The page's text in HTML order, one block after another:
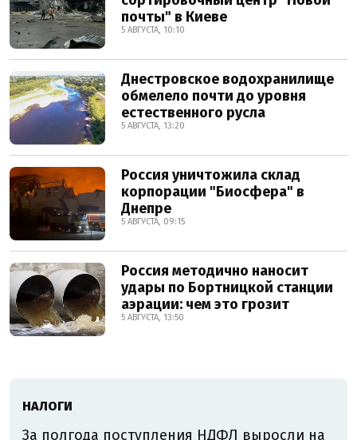
почты" в Киеве
5 АВГУСТА, 10:10
Днестровское водохранилище
обмелело почти до уровня
естественного русла
5 АВГУСТА, 13:20
Россия уничтожила склад
корпорации "Биосфера" в
Днепре
5 АВГУСТА, 09:15
Россия методично наносит
удары по Бортницкой станции
аэрации: чем это грозит
5 АВГУСТА, 13:50
НАЛОГИ
За полгода поступления НДФЛ выросли на